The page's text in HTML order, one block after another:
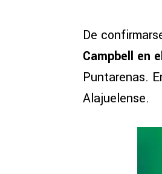
De
Campbell en
Puntarenas.
Alajuelense.